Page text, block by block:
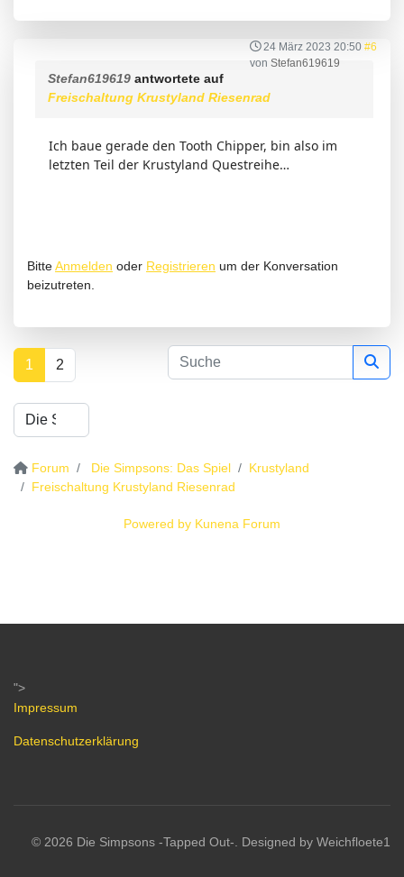
24 März 2023 20:50 #6
von Stefan619619
Stefan619619 antwortete auf
Freischaltung Krustyland Riesenrad
Ich baue gerade den Tooth Chipper, bin also im
letzten Teil der Krustyland Questreihe…
BitteAnmelden oder Registrieren um der Konversation
beizutreten.
1 2
Forum Die Simpsons: Das Spiel
Krustyland
Freischaltung Krustyland Riesenrad
Powered by Kunena Forum
">
Impressum
Datenschutzerklärung
© 2026 Die Simpsons -Tapped Out-. Designed by Weichfloete1